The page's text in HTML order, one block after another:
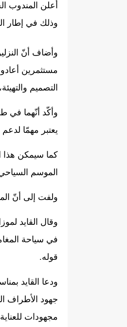
أعلن المندوب
وذلك في إطار
وأضاف أنّ
مستثمرين
التصميم
وأكّد أنّهما في
يعتبر مهمّا
كما سيمكن هذا
الموسم
ولفت إلى أنّ
وقال القايد
في سياحة
قوله.
جهود الأطراف
مجهودات